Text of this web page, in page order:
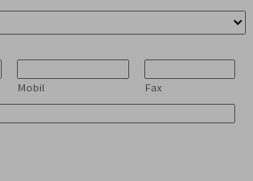
Mobil Fax